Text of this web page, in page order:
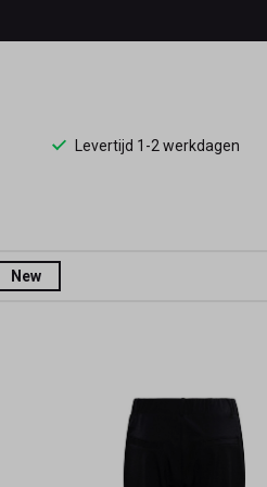
Levertijd 1-2 werkdagen
New